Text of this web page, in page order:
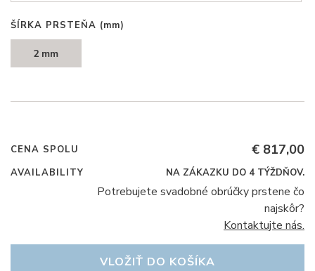
ŠÍRKA PRSTEŇA (mm)
2 mm
CENA SPOLU € 817,00
AVAILABILITY NA ZÁKAZKU DO 4 TÝŽDŇOV.
Potrebujete svadobné obrúčky prstene čo
najskôr?
Kontaktujte nás.
VLOŽIŤ DO KOŠÍKA